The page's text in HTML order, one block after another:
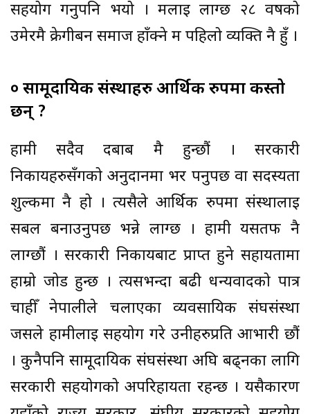
सहयोग गर्नुपनि भयो । मलाई लाग्छ २८ वर्षको
उमेरमै क्रेगीबर्न समाज हाँक्ने म पहिलो व्यक्ति नै हुँ ।
० सामूदायिक संस्थाहरु आर्थिक रुपमा कस्तो
छन् ?
हामी सदैव दबाब मै हुन्छौं । सरकारी
निकायहरुसँगको अनुदानमा भर पर्नुपर्छ वा सदस्यता
शुल्कमा नै हो । त्यसैले आर्थिक रुपमा संस्थालाई
सबल बनाउनुपर्छ भन्ने लाग्छ । हामी यसतर्फ नै
लाग्छौं । सरकारी निकायबाट प्राप्त हुने सहायतामा
हाम्रो जोड हुन्छ । त्यसभन्दा बढी धन्यवादको पात्र
चाहीँ नेपालीले चलाएका व्यवसायिक संघसंस्था
जसले हामीलाई सहयोग गरे उनीहरुप्रति आभारी छौं
। कुनैपनि सामूदायिक संघसंस्था अघि बढ्नका लागि
सरकारी सहयोगको अपरिहार्यता रहन्छ । यसैकारण